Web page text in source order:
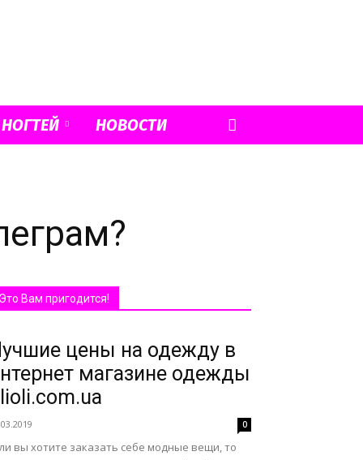
НОВОСТИ
Это Вам пригодится!
цены на одежду в
магазине одежды
0
вы хотите заказать себе модные вещи, то